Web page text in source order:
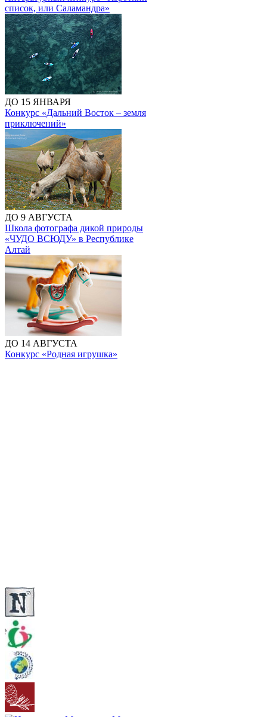
список, или Саламандра»
ДО 15 ЯНВАРЯ
Конкурс «Дальний Восток – земля
приключений»
ДО 9 АВГУСТА
Школа фотографа дикой природы
«ЧУДО ВСЮДУ» в Республике
Алтай
ДО 14 АВГУСТА
Конкурс «Родная игрушка»